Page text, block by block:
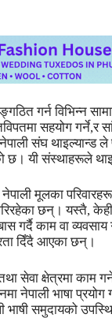
गर्न विभिन्न
सहयोग गर्ने,र
संघ थाइल्यान्ड ले
छ। यी संस्थाहरूले
नेपाली मूलका
छन्। यस्तै,
गर्दै काम वा
दिँदै आएका छन्।
सेवा क्षेत्रमा काम
नेपाली भाषा
भाषी समुदायको